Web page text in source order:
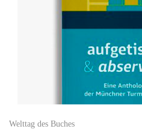
Welttag des Buches